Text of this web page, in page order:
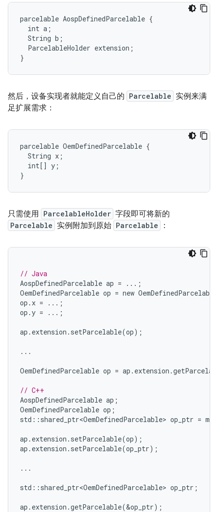
parcelable AospDefinedParcelable {
  int a;
  String b;
  ParcelableHolder extension;
然后，设备实现者就能定义自己的 Parcelable 实例来满
足扩展需求：
parcelable OemDefinedParcelable {
  String x;
  int[] y;
只需使用 ParcelableHolder 字段即可将新的
Parcelable 实例附加到原始 Parcelable ：
// Java
AospDefinedParcelable ap =
...;
OemDefinedParcelable op = new OemDefinedParcelable
op . x =
...;
op .y = ...;
ap . extension . setParcelable(op);
...
OemDefinedParcelable op = ap . extension .
// C++
AospDefinedParcelable ap ;
OemDefinedParcelable op ;
std :: shared_ptr<OemDefinedParcelable> op_ptr =
ap . extension . setParcelable(op);
ap . extension . setParcelable(op_ptr);
...
std :: shared_ptr<OemDefinedParcelable> op_ptr ;
ap . extension .getParcelable(&op_ptr);